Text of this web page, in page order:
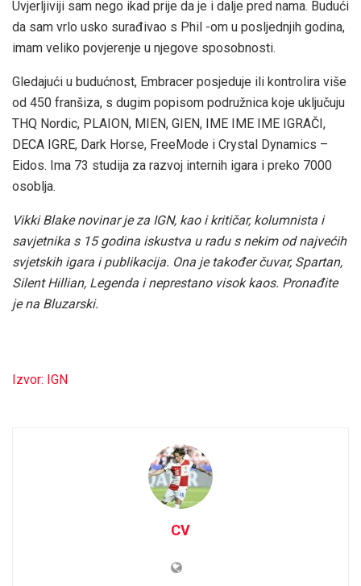
Uvjerljiviji sam nego ikad prije da je i dalje pred nama. Budući
da sam vrlo usko surađivao s Phil -om u posljednjih godina,
imam veliko povjerenje u njegove sposobnosti.
Gledajući u budućnost, Embracer posjeduje ili kontrolira više
od 450 franšiza, s dugim popisom podružnica koje uključuju
THQ Nordic, PLAION, MIEN, GIEN, IME IME IME IGRAČI,
DECA IGRE, Dark Horse, FreeMode i Crystal Dynamics –
Eidos. Ima 73 studija za razvoj internih igara i preko 7000
osoblja.
Vikki Blake novinar je za IGN, kao i kritičar, kolumnista i
savjetnika s 15 godina iskustva u radu s nekim od najvećih
svjetskih igara i publikacija. Ona je također čuvar, Spartan,
Silent Hillian, Legenda i neprestano visok kaos. Pronađite
je na Bluzarski.
Izvor: IGN
CV